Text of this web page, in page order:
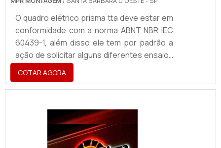
O quadro elétrico prisma tta deve estar em
conformidade com a norma ABNT NBR IEC
60439-1, além disso ele tem por padrão a
ação de solicitar alguns diferentes ensaios
de tipo. São eles: Propriedades dielétricas;
Corrente suportável de curto-circuito;
Eficácia do circuito de proteção; Grau de
prisma elétrico tta, destaca-se o fato de
que este consiste em um aparato
construído de acordo com um projeto
COTAR AGORA